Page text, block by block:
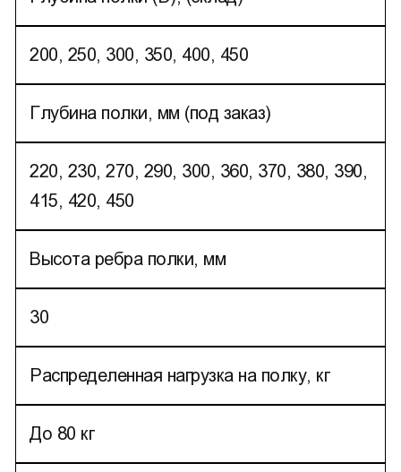
200, 250, 300, 350, 400, 450
Глубина полки, мм (под заказ)
220, 230, 270, 290, 300, 360, 370, 380, 390,
415, 420, 450
Высота ребра полки, мм
30
Распределенная нагрузка на полку, кг
До 80 кг